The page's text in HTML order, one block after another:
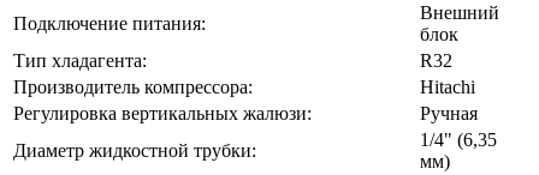
Подключение питания:
Внешний
блок
Тип хладагента:
R32
Производитель компрессора:
Hitachi
Регулировка вертикальных жалюзи:
Ручная
Диаметр жидкостной трубки:
1/4" (6,35
мм)